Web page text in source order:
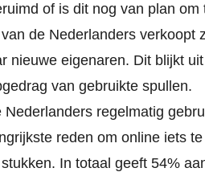
of is dit nog van plan om
de Nederlanders verkoopt
nieuwe eigenaren. Dit blijkt
van gebruikte spullen.
regelmatig
reden om online iets
In totaal geeft 54%